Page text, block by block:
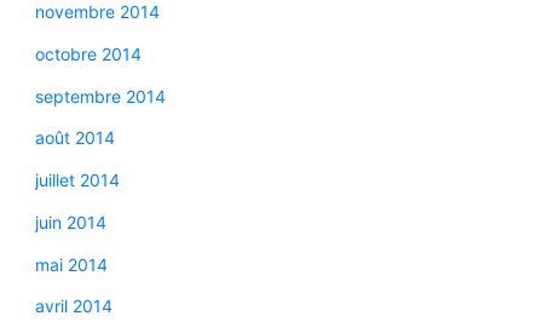
novembre 2014
octobre 2014
septembre 2014
août 2014
juillet 2014
juin 2014
mai 2014
avril 2014